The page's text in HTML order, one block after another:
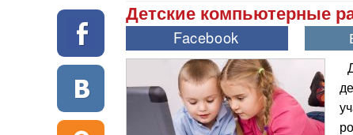
Детские компьютерные